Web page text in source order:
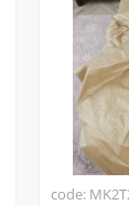
code: